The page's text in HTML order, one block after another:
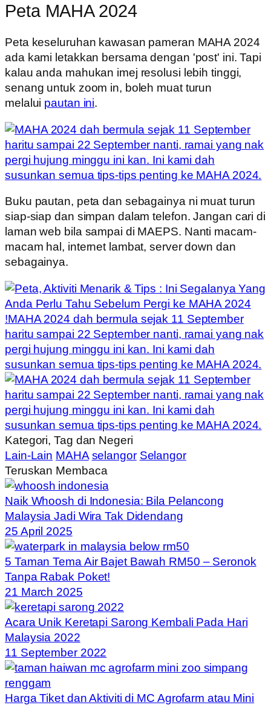
Peta MAHA 2024
Peta keseluruhan kawasan pameran MAHA 2024
ada kami letakkan bersama dengan 'post' ini. Tapi
kalau anda mahukan imej resolusi lebih tinggi,
senang untuk zoom in, boleh muat turun
melalui pautan ini.
Buku pautan, peta dan sebagainya ni muat turun
siap-siap dan simpan dalam telefon. Jangan cari di
laman web bila sampai di MAEPS. Nanti macam-
macam hal, internet lambat, server down dan
sebagainya.
Kategori, Tag dan Negeri
Lain-Lain MAHA selangor Selangor
Teruskan Membaca
Naik Whoosh di Indonesia: Bila Pelancong
Malaysia Jadi Wira Tak Didendang
25 April 2025
5 Taman Tema Air Bajet Bawah RM50 – Seronok
Tanpa Rabak Poket!
21 March 2025
Acara Unik Keretapi Sarong Kembali Pada Hari
Malaysia 2022
11 September 2022
Harga Tiket dan Aktiviti di MC Agrofarm atau Mini